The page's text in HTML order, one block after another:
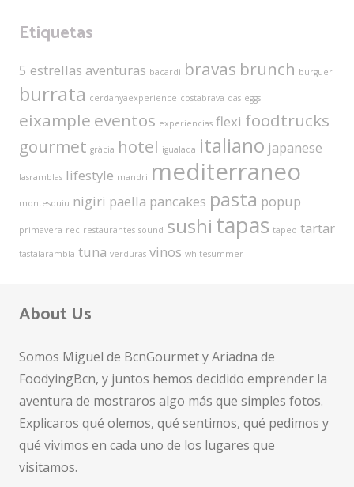
Etiquetas
5 estrellas aventuras bacardi bravas brunch burguer
burrata cerdanyaexperience costabrava das eggs
eixample eventos experiencias flexi foodtrucks
gourmet gràcia hotel igualada italiano japanese
lasramblas lifestyle mandri mediterraneo
montesquiu nigiri paella pancakes pasta popup
primavera rec restaurantes sound sushi tapas tapeo tartar
tastalarambla tuna verduras vinos whitesummer
About Us
Somos Miguel de BcnGourmet y Ariadna de
FoodyingBcn, y juntos hemos decidido emprender la
aventura de mostraros algo más que simples fotos.
Explicaros qué olemos, qué sentimos, qué pedimos y
qué vivimos en cada uno de los lugares que
visitamos.